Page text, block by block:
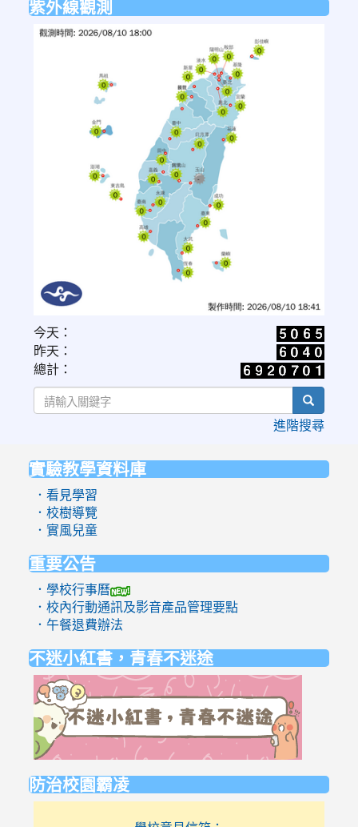
紫外線觀測
link
to
https://www.cwa.gov.tw/V8/C/W/OBS_UVI.html
今天：
昨天：
總計：
search
進階搜尋
實驗教學資料庫
．看見學習
．校樹導覽
．實風兒童
重要公告
．學校行事曆
．校內行動通訊及影音產品管理要點
．午餐退費辦法
不迷小紅書，青春不迷途
防治校園霸凌